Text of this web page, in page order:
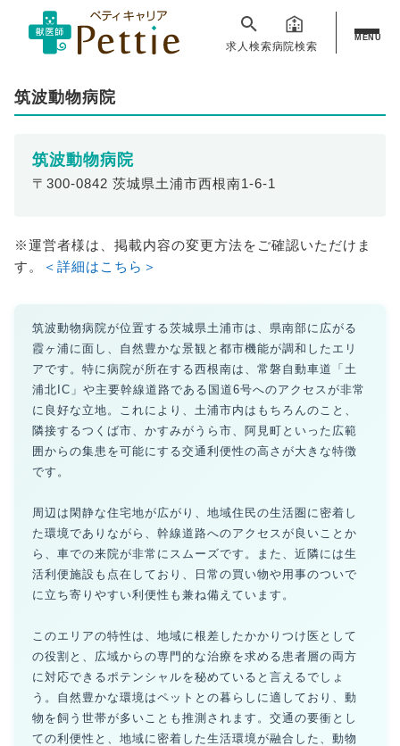
求人検索病院検索
MENU
筑波動物病院
筑波動物病院
〒300-0842 茨城県土浦市西根南1-6-1
※運営者様は、掲載内容の変更方法をご確認いただけま
す。
＜詳細はこちら＞
筑波動物病院が位置する茨城県土浦市は、県南部に広がる
霞ヶ浦に面し、自然豊かな景観と都市機能が調和したエリ
アです。特に病院が所在する西根南は、常磐自動車道「土
浦北IC」や主要幹線道路である国道6号へのアクセスが非常
に良好な立地。これにより、土浦市内はもちろんのこと、
隣接するつくば市、かすみがうら市、阿見町といった広範
囲からの集患を可能にする交通利便性の高さが大きな特徴
です。
周辺は閑静な住宅地が広がり、地域住民の生活圏に密着し
た環境でありながら、幹線道路へのアクセスが良いことか
ら、車での来院が非常にスムーズです。また、近隣には生
活利便施設も点在しており、日常の買い物や用事のついで
に立ち寄りやすい利便性も兼ね備えています。
このエリアの特性は、地域に根差したかかりつけ医として
の役割と、広域からの専門的な治療を求める患者層の両方
に対応できるポテンシャルを秘めていると言えるでしょ
う。自然豊かな環境はペットとの暮らしに適しており、動
物を飼う世帯が多いことも推測されます。交通の要衝とし
ての利便性と、地域に密着した生活環境が融合した、動物